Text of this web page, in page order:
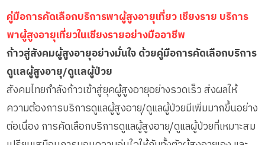
คู่มือการคัดเลือกบริการพาผู้สูงอายุเที่ยว เชียงราย บริการ
พาผู้สูงอายุเที่ยวในเชียงรายอย่างมืออาชีพ
ก้าวสู่สังคมผู้สูงอายุอย่างมั่นใจ ด้วยคู่มือการคัดเลือกบริการ
ดูแลผู้สูงอายุ/ดูแลผู้ป่วย
สังคมไทยกำลังก้าวเข้าสู่ยุคผู้สูงอายุอย่างรวดเร็ว ส่งผลให้
ความต้องการบริการดูแลผู้สูงอายุ/ดูแลผู้ป่วยมีเพิ่มมากขึ้นอย่าง
ต่อเนื่อง การคัดเลือกบริการดูแลผู้สูงอายุ/ดูแลผู้ป่วยที่เหมาะสม